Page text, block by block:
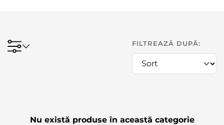
FILTREAZĂ DUPĂ:
Nu există produse în această categorie